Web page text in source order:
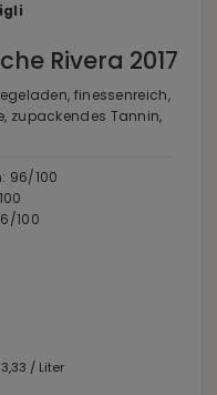
Rivera 2017
finessenreich,
zupackendes Tannin,
96/100
100
/ Liter